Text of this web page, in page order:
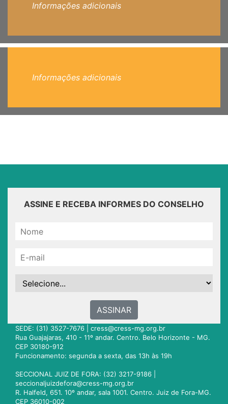
Informações adicionais
Informações adicionais
ASSINE E RECEBA INFORMES DO CONSELHO
ASSINAR
SEDE: (31) 3527-7676 | cress@cress-mg.org.br
Rua Guajajaras, 410 - 11º andar. Centro. Belo Horizonte - MG.
CEP 30180-912
Funcionamento: segunda a sexta, das 13h às 19h
SECCIONAL JUIZ DE FORA: (32) 3217-9186 |
seccionaljuizdefora@cress-mg.org.br
R. Halfeld, 651. 10º andar, sala 1001. Centro. Juiz de Fora-MG.
CEP 36010-002